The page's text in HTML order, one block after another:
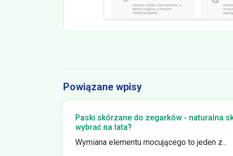
Powiązane wpisy
Paski skórzane do zegarków - naturalna
wybrać na lata?
Wymiana elementu mocującego to jeden z...